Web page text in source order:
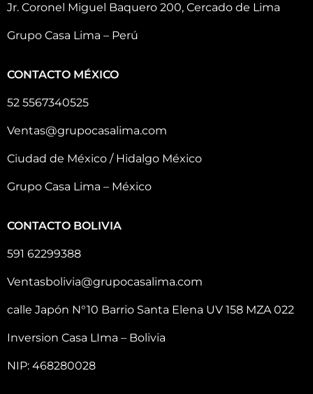
Jr. Coronel Miguel Baquero 200, Cercado de Lima
Grupo Casa Lima – Perú
CONTACTO MÉXICO
52 5567340525
Ventas@grupocasalima.com
Ciudad de México / Hidalgo México
Grupo Casa Lima – México
CONTACTO BOLIVIA
591 62299388
Ventasbolivia@grupocasalima.com
calle Japón N°10 Barrio Santa Elena UV 158 MZA 022
Inversion Casa LIma – Bolivia
NIP: 468280028